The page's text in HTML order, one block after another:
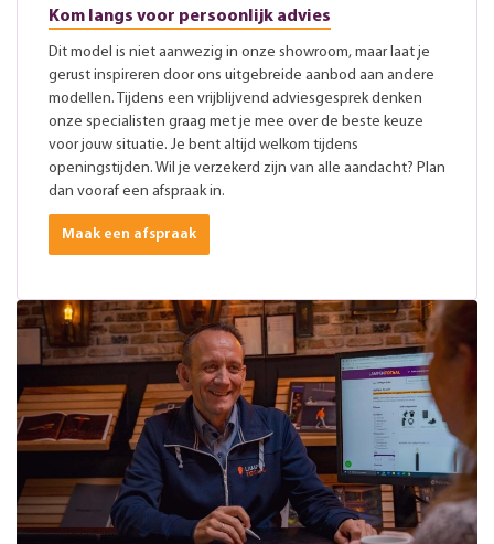
Kom langs voor persoonlijk advies
Dit model is niet aanwezig in onze showroom, maar laat je
gerust inspireren door ons uitgebreide aanbod aan andere
modellen. Tijdens een vrijblijvend adviesgesprek denken
onze specialisten graag met je mee over de beste keuze
voor jouw situatie. Je bent altijd welkom tijdens
openingstijden. Wil je verzekerd zijn van alle aandacht? Plan
dan vooraf een afspraak in.
Maak een afspraak